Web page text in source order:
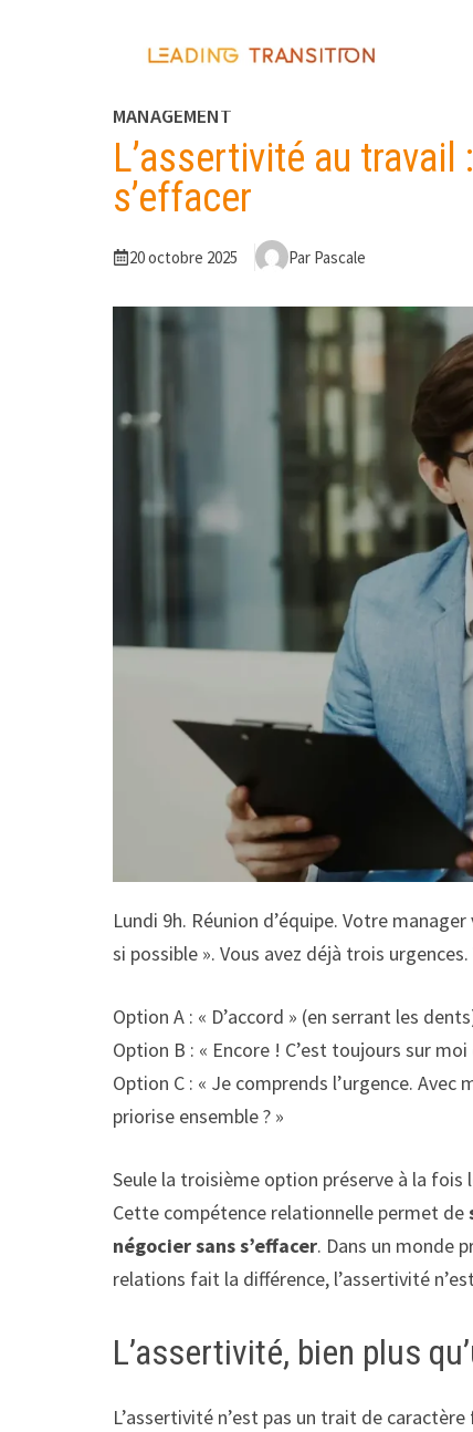
MANAGEMENT
L’assertivité au travail
s’effacer
20 octobre 2025 Par Pascale
Lundi 9h. Réunion d’équipe. Votre
si possible ». Vous avez déjà trois
Option A : « D’accord » (en serrant les
Option B : « Encore ! C’est toujours sur
Option C : « Je comprends l’urgence.
priorise ensemble ? »
Seule la troisième option préserve à la
Cette compétence relationnelle permet de
négocier sans s’effacer. Dans un monde
relations fait la différence, l’assertivité
L’assertivité, bien plus
L’assertivité n’est pas un trait de caractère